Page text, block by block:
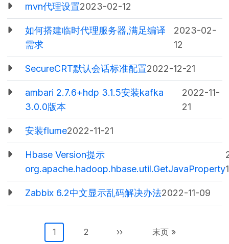
mvn代理设置2023-02-12
如何搭建临时代理服务器,满足编译
需求
2023-02-
12
SecureCRT默认会话标准配置2022-12-21
ambari 2.7.6+hdp 3.1.5安装kafka
3.0.0版本
2022-11-
21
安装flume2022-11-21
Hbase Version提示
org.apache.hadoop.hbase.util.GetJavaProperty
Zabbix 6.2中文显示乱码解决办法2022-11-09
当前页
1 页面
2 下一页
›› 末页
末页 »